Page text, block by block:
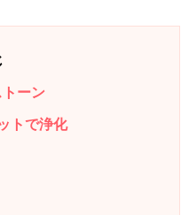
ーン
トで浄化